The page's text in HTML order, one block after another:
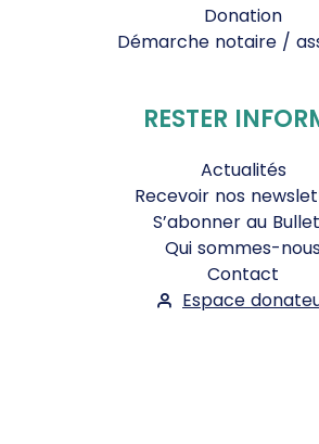
Donation
Démarche notaire /
RESTER
Actualités
Recevoir nos
S’abonner au
Qui sommes-
Contact
Espace